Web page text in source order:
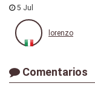
5 Jul
lorenzo
Comentarios